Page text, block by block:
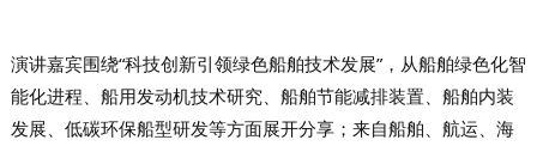
演讲嘉宾围绕“科技创新引领绿色船舶技术发展”，从船舶绿色化智
能化进程、船用发动机技术研究、船舶节能减排装置、船舶内装
发展、低碳环保船型研发等方面展开分享；来自船舶、航运、海